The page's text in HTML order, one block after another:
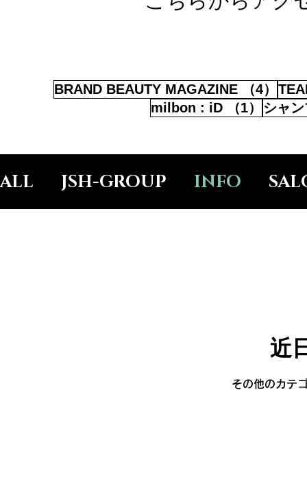
BRAND BEAUTY MAGAZINE （4） 4件
milbon : iD
（1） 1件の
シャ
ALL JSH-GROUP INFO
近
その他のカテ